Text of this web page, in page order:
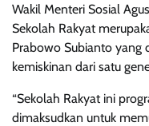
Wakil Menteri Sosial
Sekolah Rakyat
Prabowo Subianto yang
kemiskinan dari satu
“Sekolah Rakyat ini
dimaksudkan untuk